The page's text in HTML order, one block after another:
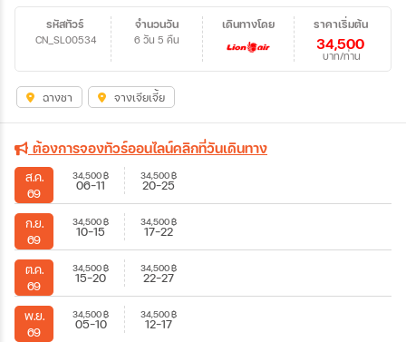
รหัสทัวร์
CN_SL00534
จำนวนวัน
6 วัน 5 คืน
ราคาเริ่มต้น
34,500
บาท/ท่าน
เดินทางโดย
ฉางชา จางเจียเจี้ย
ต้องการจองทัวร์ออนไลน์คลิกที่วันเดินทาง
ส.ค.
69
34,500฿
06-11
34,500฿
20-25
ก.ย.
69
34,500฿
10-15
34,500฿
17-22
ต.ค.
69
34,500฿
15-20
34,500฿
22-27
พ.ย.
69
34,500฿
05-10
34,500฿
12-17